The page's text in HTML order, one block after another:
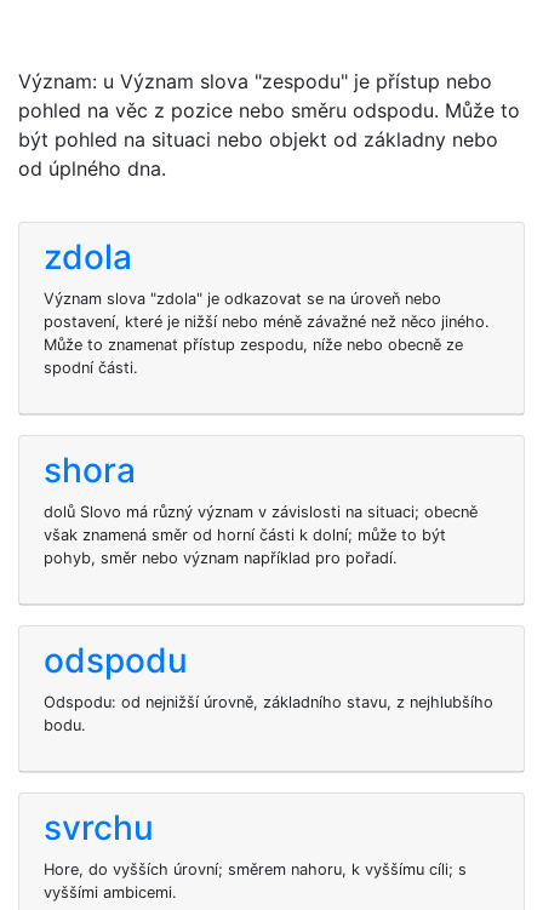
Význam: u Význam slova "zespodu" je přístup nebo
pohled na věc z pozice nebo směru odspodu. Může to
být pohled na situaci nebo objekt od základny nebo
od úplného dna.
zdola
Význam slova "zdola" je odkazovat se na úroveň nebo
postavení, které je nižší nebo méně závažné než něco jiného.
Může to znamenat přístup zespodu, níže nebo obecně ze
spodní části.
shora
dolů Slovo má různý význam v závislosti na situaci; obecně
však znamená směr od horní části k dolní; může to být
pohyb, směr nebo význam například pro pořadí.
odspodu
Odspodu: od nejnižší úrovně, základního stavu, z nejhlubšího
bodu.
svrchu
Hore, do vyšších úrovní; směrem nahoru, k vyššímu cíli; s
vyššími ambicemi.